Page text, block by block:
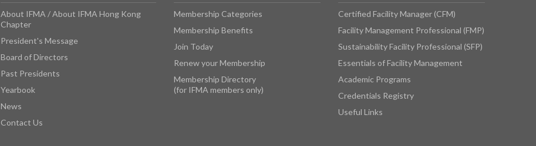
About IFMA / About IFMA Hong Kong
Chapter
President's Message
Board of Directors
Past Presidents
Yearbook
News
Contact Us
Membership Categories
Membership Benefits
Join Today
Renew your Membership
Membership Directory
(for IFMA members only)
Certified Facility Manager (CFM)
Facility Management Professional (FMP)
Sustainability Facility Professional (SFP)
Essentials of Facility Management
Academic Programs
Credentials Registry
Useful Links